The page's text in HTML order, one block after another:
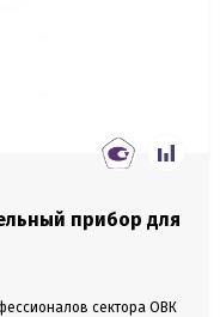
прибор для
сектора ОВК